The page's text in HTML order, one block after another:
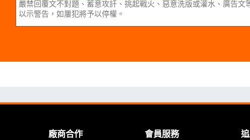
廠商合作 會員服務